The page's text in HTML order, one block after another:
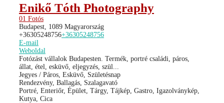
Enikő Tóth Photography
01 Fotós
Budapest, 1089 Magyarország
+36305248756+36305248756
E-mail
Weboldal
Fotózást vállalok Budapesten. Termék, portré családi, páros,
állat, étel, esküvő, eljegyzés, szül...
Jegyes / Páros, Esküvő, Születésnap
Rendezvény, Ballagás, Szalagavató
Portré, Enteriőr, Épület, Tárgy, Tájkép, Gastro, Igazolványkép,
Kutya, Cica